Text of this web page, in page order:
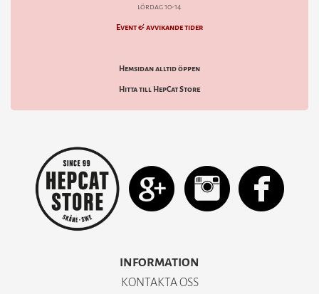
lördag 10-14
Event & avvikande tider
Hemsidan alltid öppen
Hitta till HepCat Store
INFORMATION
KONTAKTA OSS